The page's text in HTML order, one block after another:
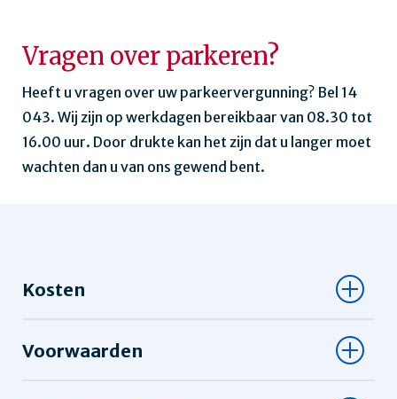
Vragen over parkeren?
Heeft u vragen over uw parkeervergunning? Bel 14
043. Wij zijn op werkdagen bereikbaar van 08.30 tot
16.00 uur. Door drukte kan het zijn dat u langer moet
wachten dan u van ons gewend bent.
Kosten
Voorwaarden